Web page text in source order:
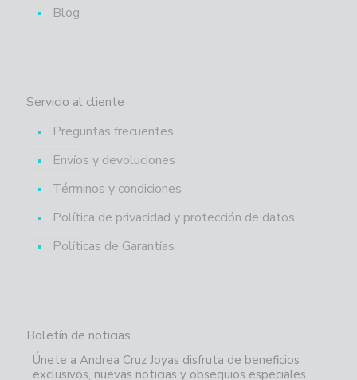
Blog
Servicio al cliente
Preguntas frecuentes
Envíos y devoluciones
Términos y condiciones
Política de privacidad y protección de datos
Políticas de Garantías
Boletín de noticias
Únete a Andrea Cruz Joyas disfruta de beneficios
exclusivos, nuevas noticias y obsequios especiales.